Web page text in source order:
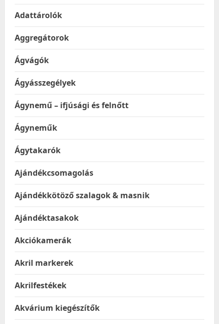
Adattárolók
Aggregátorok
Ágvágók
Ágyásszegélyek
Ágynemű – ifjúsági és felnőtt
Ágyneműk
Ágytakarók
Ajándékcsomagolás
Ajándékkötöző szalagok & masnik
Ajándéktasakok
Akciókamerák
Akril markerek
Akrilfestékek
Akvárium kiegészítők